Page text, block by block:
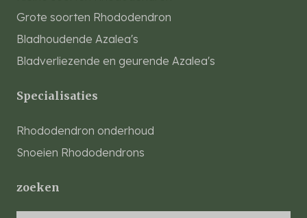
Grote soorten Rhododendron
Bladhoudende Azalea's
Bladverliezende en geurende Azalea's
Specialisaties
Rhododendron onderhoud
Snoeien Rhododendrons
zoeken